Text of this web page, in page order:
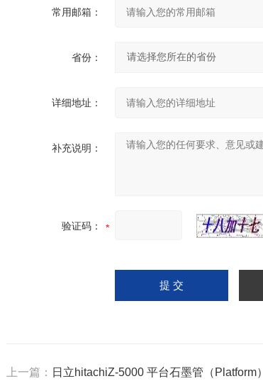
常用邮箱：
省份：
详细地址：
补充说明：
验证码：
上一篇： 日立hitachiZ-5000 平台石墨管（Platform）